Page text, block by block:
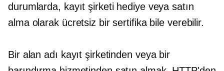
durumlarda, kayıt şirketi hediye veya satın
alma olarak ücretsiz bir sertifika bile verebilir.
Bir alan adı kayıt şirketinden veya bir